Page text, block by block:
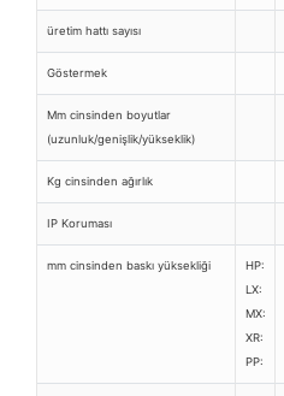
üretim hattı sayısı
Göstermek
Mm cinsinden boyutlar
(uzunluk/genişlik/yükseklik)
Kg cinsinden ağırlık
IP Koruması
mm cinsinden baskı yüksekliği
HP:
LX:
MX:
XR:
PP: